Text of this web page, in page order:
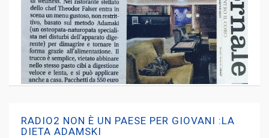
RADIO2 NON È UN PAESE PER GIOVANI :LA
DIETA ADAMSKI